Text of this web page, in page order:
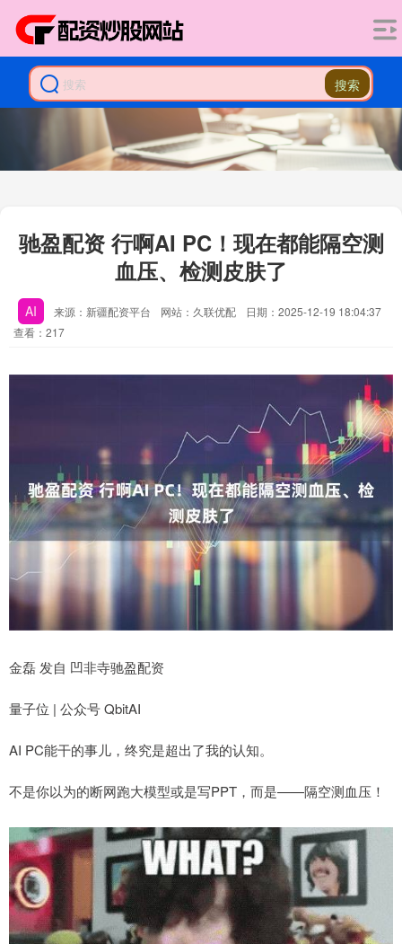
搜索
驰盈配资 行啊AI PC！现在都能隔空测
血压、检测皮肤了
AI 来源：新疆配资平台 网站：久联优配
日期：2025-12-19 18:04:37
查看：217
金磊 发自 凹非寺驰盈配资
量子位 | 公众号 QbitAI
AI PC能干的事儿，终究是超出了我的认知。
不是你以为的断网跑大模型或是写PPT，而是——隔空测血压！